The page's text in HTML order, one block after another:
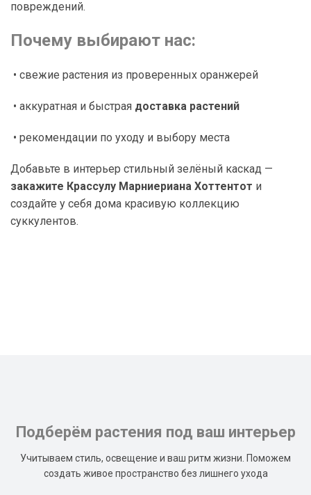
повреждений.
Почему выбирают нас:
• свежие растения из проверенных оранжерей
• аккуратная и быстрая доставка растений
• рекомендации по уходу и выбору места
Добавьте в интерьер стильный зелёный каскад —
закажите Крассулу Марниериана Хоттентот и
создайте у себя дома красивую коллекцию
суккулентов.
Подберём растения под ваш интерьер
Учитываем стиль, освещение и ваш ритм жизни. Поможем
создать живое пространство без лишнего ухода